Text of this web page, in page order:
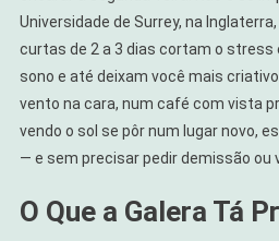
Universidade de Surrey, na
curtas de 2 a 3 dias cortam o stress
sono e até deixam você mais
vento na cara, num café com vista
vendo o sol se pôr num lugar novo,
— e sem precisar pedir demissão ou
O Que a Galera Tá